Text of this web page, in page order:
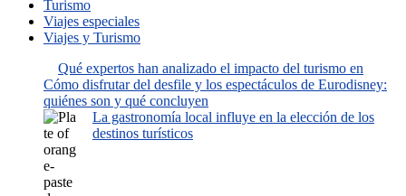
Turismo
Viajes especiales
Viajes y Turismo
Qué expertos han analizado el impacto del turismo en
Cómo disfrutar del desfile y los espectáculos de Eurodisney:
quiénes son y qué concluyen
La gastronomía local influye en la elección de los
destinos turísticos